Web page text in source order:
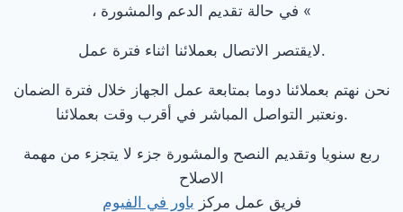
» في حالة تقديم الدعم والمشورة ،
.لايقتصر الاتصال بعملائنا اثناء فترة عمل
نحن نهتم بعملائنا دوما بمتابعة عمل الجهاز خلال فترة الضمان
.ونعتبر التواصل المباشر في أقرب وقت بعملائنا
ربع سنويا وتقديم النصح والمشورة جزء لا يتجزء من مهمة
الاصلاح
فريق عمل مركز باور في الفيوم